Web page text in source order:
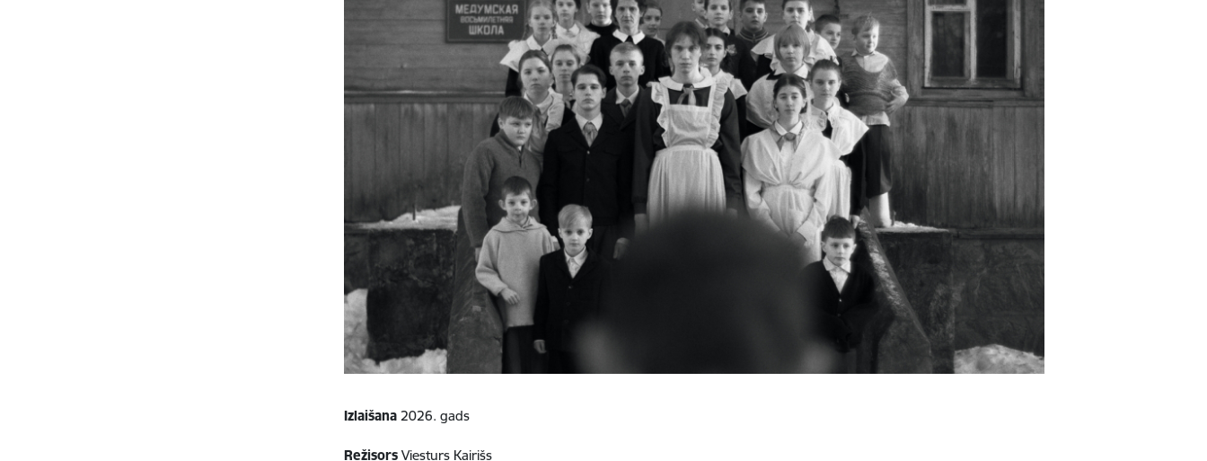
Izlaišana 2026. gads
Režisors Viesturs Kairišs